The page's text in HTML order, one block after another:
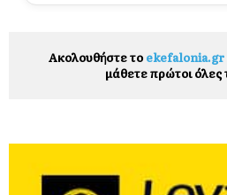
Ακολουθήστε το ekefalonia.gr
μάθετε πρώτοι όλες